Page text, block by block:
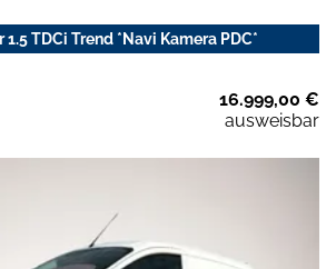
1.5 TDCi Trend *Navi Kamera PDC*
16.999,00 €
ausweisbar